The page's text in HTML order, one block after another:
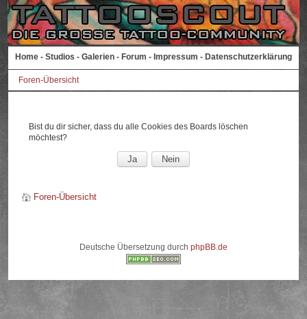
Home - Studios - Galerien - Forum - Impressum - Datenschutzerklärung
Foren-Übersicht
Bist du dir sicher, dass du alle Cookies des Boards löschen
möchtest?
Foren-Übersicht
Deutsche Übersetzung durch phpBB.de